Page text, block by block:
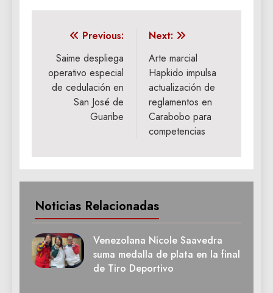
Navegación
de
entradas
Previous:
Saime despliega
operativo especial
de cedulación en
San José de
Guaribe
Next:
Arte marcial
Hapkido impulsa
actualización de
reglamentos en
Carabobo para
competencias
Noticias Relacionadas
Venezolana Nicole Saavedra
suma medalla de plata en la final
de Tiro Deportivo